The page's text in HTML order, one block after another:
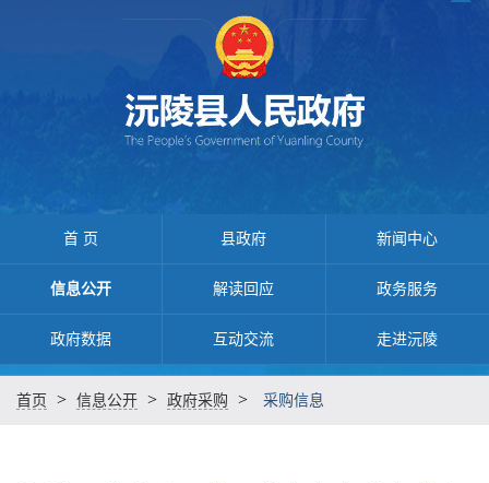
首 页 县政府 新闻中心
信息公开 解读回应 政务服务
政府数据 互动交流 走进沅陵
首页 > 信息公开 > 政府采购 > 采购信息